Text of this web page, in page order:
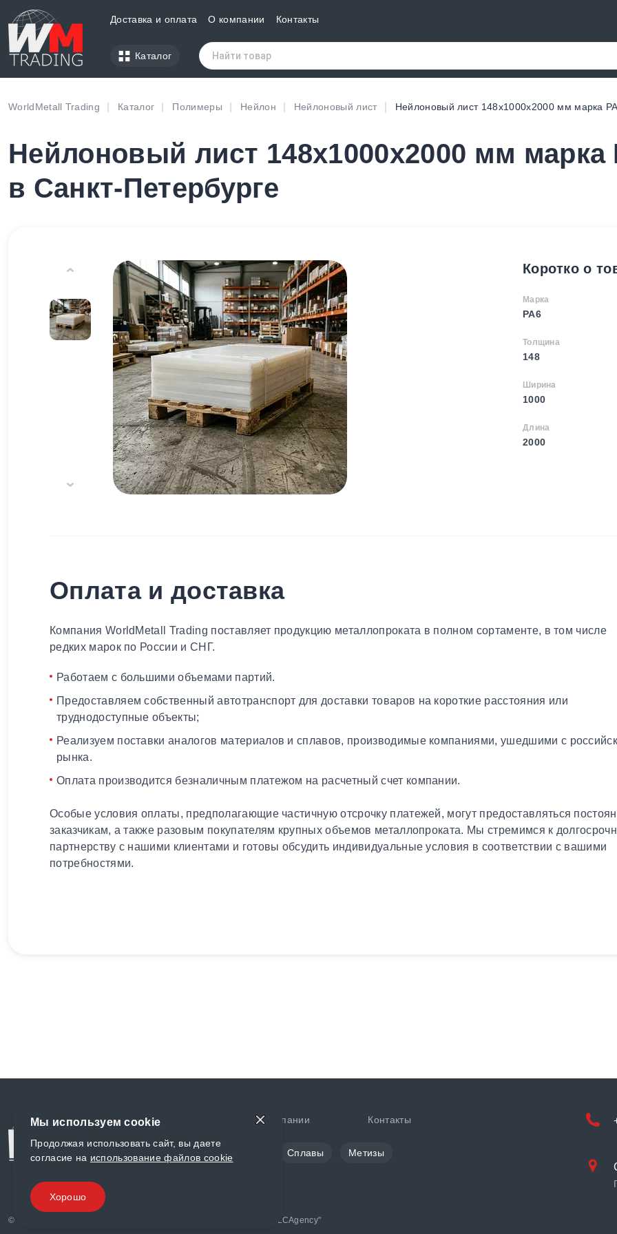
Доставка и оплата О компании Контакты
Каталог
WorldMetall Trading Каталог Полимеры Нейлон Нейлоновый лист Нейлоновый лист 148х1000х2000 мм марка
Нейлоновый лист 148х1000х2000 мм марка
в Санкт-Петербурге
Коротко о
Марка
PA6
Толщина
148
Ширина
1000
Длина
2000
Оплата и доставка
Компания WorldMetall Trading поставляет продукцию металлопроката в полном сортаменте, в том числе
редких марок по России и СНГ.
Работаем с большими объемами партий.
Предоставляем собственный автотранспорт для доставки товаров на короткие расстояния или
труднодоступные объекты;
Реализуем поставки аналогов материалов и сплавов, производимые компаниями, ушедшими с
рынка.
Оплата производится безналичным платежом на расчетный счет компании.
Особые условия оплаты, предполагающие частичную отсрочку платежей, могут предоставляться
заказчикам, а также разовым покупателям крупных объемов металлопроката. Мы стремимся к
партнерству с нашими клиентами и готовы обсудить индивидуальные условия в соответствии с вашими
потребностями.
Доставка и оплата О компании Контакты
Цветной металл Сплавы Метизы
© «World Metall» 2025, Разработка и комплексное продвижение " LCAgency"
Мы используем cookie
Продолжая использовать сайт, вы даете
согласие на использование файлов cookie
Хорошо